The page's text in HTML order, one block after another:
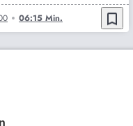
06:15 Min. bookmark_border